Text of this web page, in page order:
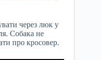
через люк у
Собака не
про кросовер.